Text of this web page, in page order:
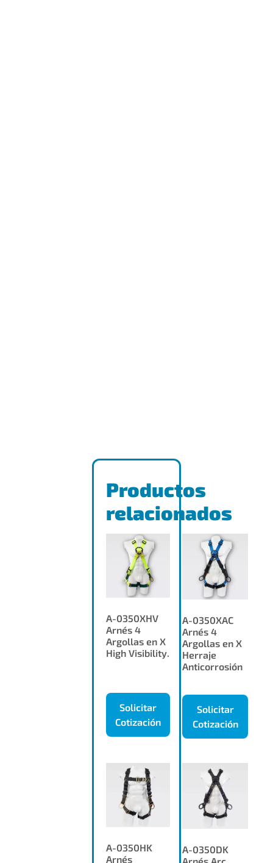
Productos
relacionados
A-0350XHV
Arnés 4
Argollas en X
High Visibility.
Solicitar
Cotización
A-0350XAC
Arnés 4
Argollas en X
Herraje
Anticorrosión
Solicitar
Cotización
A-0350HK
Arnés
A-0350DK